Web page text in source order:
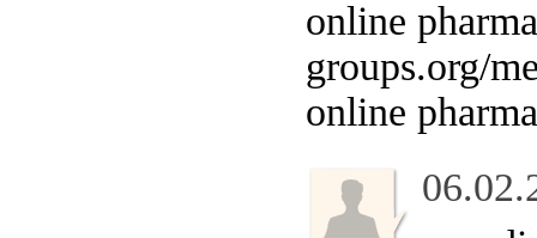
online
groups.org/
online